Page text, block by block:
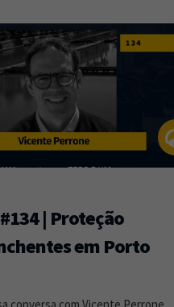
| Proteção
em Porto